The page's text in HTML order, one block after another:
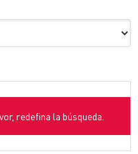
redefina la búsqueda.